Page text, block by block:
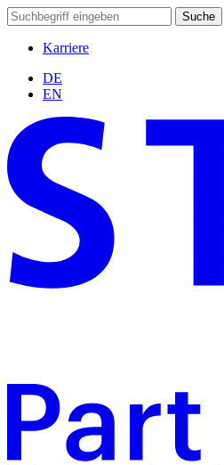
Suche
Karriere
DE
EN